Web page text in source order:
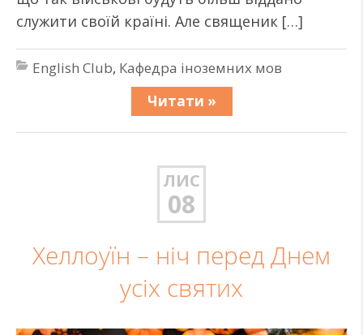
служити своїй країні. Але священик […]
English Club, Кафедра іноземних мов
Читати »
ЛИС
08
Хеллоуїн – ніч перед Днем
усіх святих